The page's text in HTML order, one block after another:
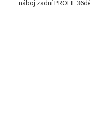
náboj zadní PROFIL